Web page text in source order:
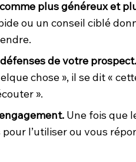
plus généreux et
ou un conseil ciblé
de votre prospect.
chose », il se dit «
».
Une fois que
l’utiliser ou vous